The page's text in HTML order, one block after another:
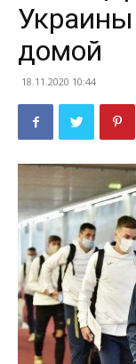
домой
18.11.2020 10:44